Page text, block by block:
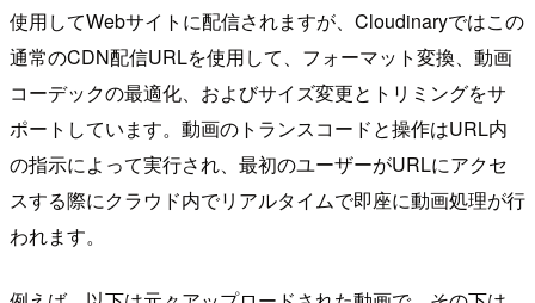
使用してWebサイトに配信されますが、Cloudinaryではこの
通常のCDN配信URLを使用して、フォーマット変換、動画
コーデックの最適化、およびサイズ変更とトリミングをサ
ポートしています。動画のトランスコードと操作はURL内
の指示によって実行され、最初のユーザーがURLにアクセ
スする際にクラウド内でリアルタイムで即座に動画処理が行
われます。